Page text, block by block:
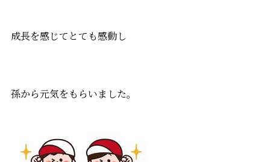
成長を感じてとても感動し
孫から元気をもらいました。